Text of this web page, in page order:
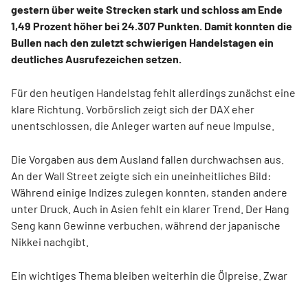
gestern über weite Strecken stark und schloss am Ende
1,49 Prozent höher bei 24.307 Punkten. Damit konnten die
Bullen nach den zuletzt schwierigen Handelstagen ein
deutliches Ausrufezeichen setzen.
Für den heutigen Handelstag fehlt allerdings zunächst eine
klare Richtung. Vorbörslich zeigt sich der DAX eher
unentschlossen, die Anleger warten auf neue Impulse.
Die Vorgaben aus dem Ausland fallen durchwachsen aus.
An der Wall Street zeigte sich ein uneinheitliches Bild:
Während einige Indizes zulegen konnten, standen andere
unter Druck. Auch in Asien fehlt ein klarer Trend. Der Hang
Seng kann Gewinne verbuchen, während der japanische
Nikkei nachgibt.
Ein wichtiges Thema bleiben weiterhin die Ölpreise. Zwar